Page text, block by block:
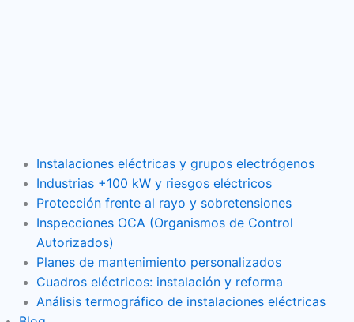
Instalaciones eléctricas y grupos electrógenos
Industrias +100 kW y riesgos eléctricos
Protección frente al rayo y sobretensiones
Inspecciones OCA (Organismos de Control
Autorizados)
Planes de mantenimiento personalizados
Cuadros eléctricos: instalación y reforma
Análisis termográfico de instalaciones eléctricas